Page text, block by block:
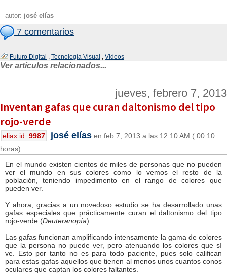
autor: josé elías
7 comentarios
Futuro Digital , Tecnología Visual , Videos
Ver artículos relacionados...
jueves, febrero 7, 2013
Inventan gafas que curan daltonismo del tipo
rojo-verde
eliax id: 9987 josé elías en feb 7, 2013 a las 12:10 AM ( 00:10
horas)
En el mundo existen cientos de miles de personas que no pueden
ver el mundo en sus colores como lo vemos el resto de la
población, teniendo impedimento en el rango de colores que
pueden ver.
Y ahora, gracias a un novedoso estudio se ha desarrollado unas
gafas especiales que prácticamente curan el daltonismo del tipo
rojo-verde (Deuteranopía).
Las gafas funcionan amplificando intensamente la gama de colores
que la persona no puede ver, pero atenuando los colores que sí
ve. Esto por tanto no es para todo paciente, pues solo califican
para estas gafas aquellos que tienen al menos unos cuantos conos
oculares que captan los colores faltantes.